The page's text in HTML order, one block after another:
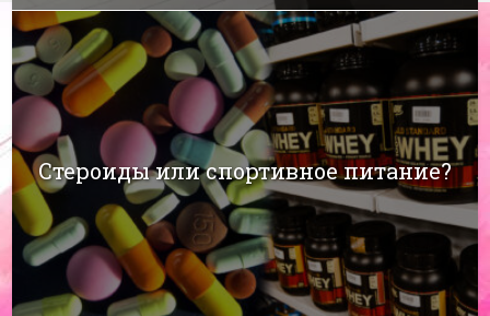
Стероиды или спортивное питание?